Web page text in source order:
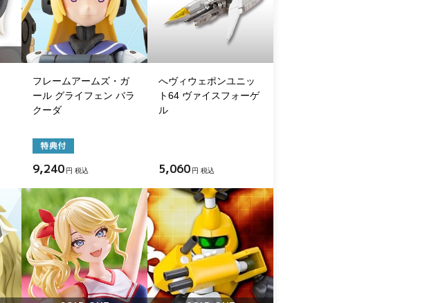
フレームアームズ・ガ
ール グライフェン バラ
クーダ
9,240 円 税込
へヴィウェポンユニッ
ト64 ヴァイスフォーゲ
ル
5,060 円 税込